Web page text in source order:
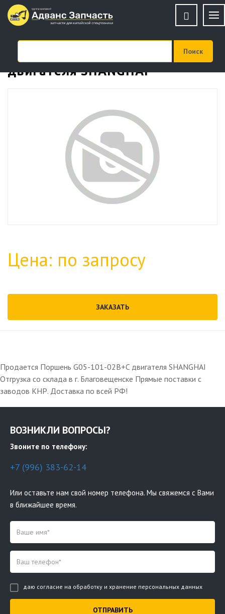
Поршень G05-101-02B+C
двигателя SHANGHAI
Цена: по запросу
ЗАКАЗАТЬ
Продается Поршень G05-101-02B+C двигателя SHANGHAI
Отгрузка со склада в г. Благовещенске Прямые поставки с
заводов КНР. Доставка по всей РФ!
ВОЗНИКЛИ ВОПРОСЫ?
Звоните по телефону:
+7 (996) 383-62-14
Или оставьте нам свой номер телефона. Мы свяжемся с Вами
в ближайшее время.
даю согласие на обработку и хранение персональных данных